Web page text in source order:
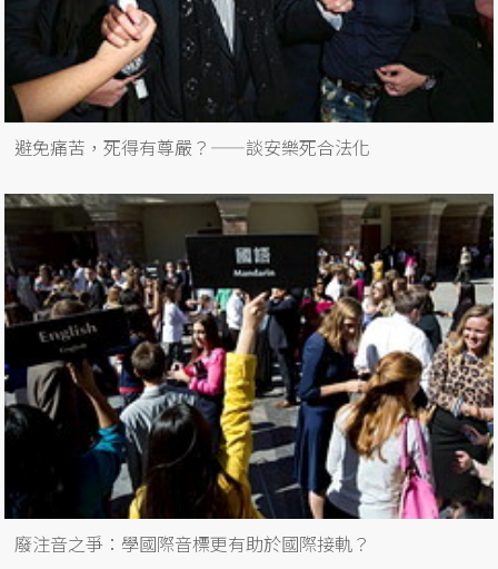
避免痛苦，死得有尊嚴？——談安樂死合法化
廢注音之爭：學國際音標更有助於國際接軌？